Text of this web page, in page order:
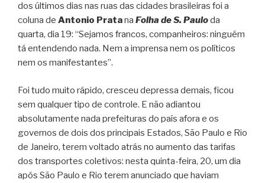
dos últimos dias nas ruas das cidades brasileiras foi a
coluna de Antonio Pratana Folha de S. Pauloda
quarta, dia 19: “Sejamos francos, companheiros: ninguém
tá entendendo nada. Nem a imprensa nem os políticos
nem os manifestantes”.
Foi tudo muito rápido, cresceu depressa demais, ficou
sem qualquer tipo de controle. E não adiantou
absolutamente nada prefeituras do país afora e os
governos de dois dos principais Estados, São Paulo e Rio
de Janeiro, terem voltado atrás no aumento das tarifas
dos transportes coletivos: nesta quinta-feira, 20, um dia
após São Paulo e Rio terem anunciado que haviam